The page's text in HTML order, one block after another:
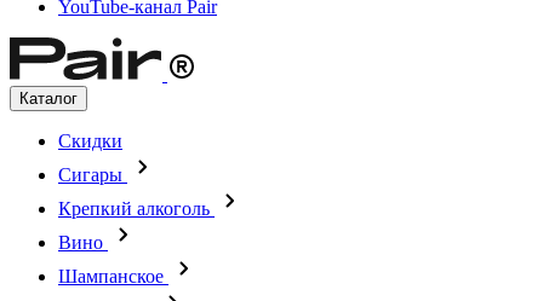
YouTube-канал Pair
Каталог
Скидки
Сигары
Крепкий алкоголь
Вино
Шампанское